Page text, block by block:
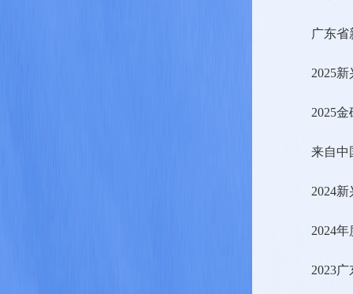
广东
2025
2025
来自中
2024
2024
2023